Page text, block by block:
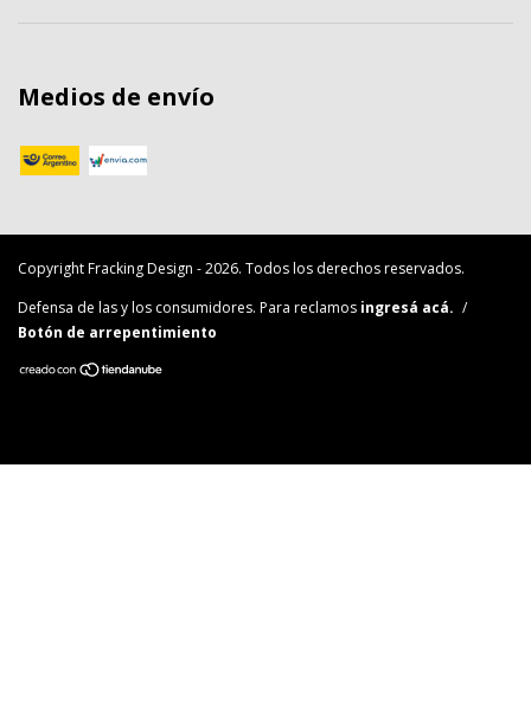
Medios de envío
Copyright Fracking Design - 2026. Todos los derechos reservados.
Defensa de las y los consumidores. Para reclamos ingresá acá. /
Botón de arrepentimiento